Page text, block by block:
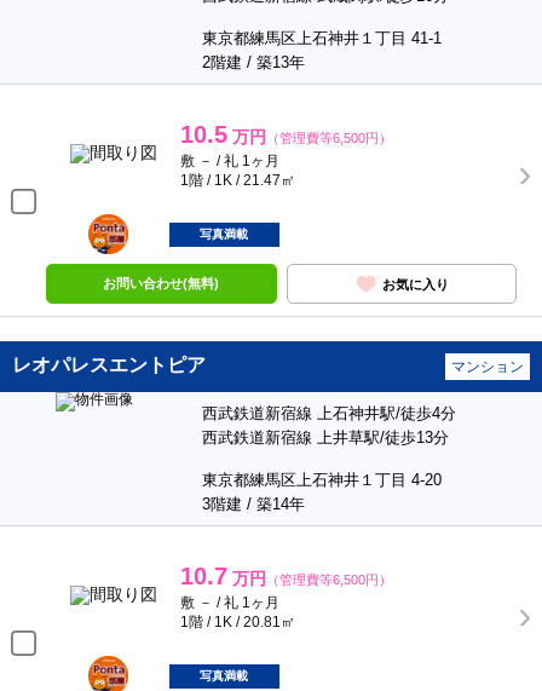
東京都練馬区上石神井１丁目 41-1
2階建 / 築13年
10.5 万円 （管理費等6,500円）
敷 － / 礼 1ヶ月
1階 / 1K / 21.47㎡
ポンタ
部屋
写真満載
お問い合わせ(無料) お気に入り
レオパレスエントピア マンション
西武鉄道新宿線 上石神井駅/徒歩4分
西武鉄道新宿線 上井草駅/徒歩13分
東京都練馬区上石神井１丁目 4-20
3階建 / 築14年
10.7 万円 （管理費等6,500円）
敷 － / 礼 1ヶ月
1階 / 1K / 20.81㎡
ポンタ
部屋
写真満載